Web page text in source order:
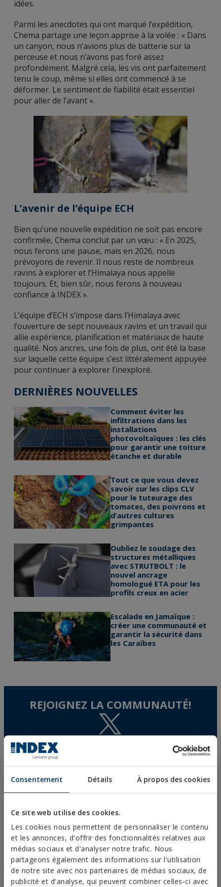
Consentement Détails À propos des cookies
Ce site web utilise des cookies.
Les cookies nous permettent de personnaliser le contenu
et les annonces, d'offrir des fonctionnalités relatives aux
médias sociaux et d'analyser notre trafic. Nous
partageons également des informations sur l'utilisation
de notre site avec nos partenaires de médias sociaux, de
publicité et d'analyse, qui peuvent combiner celles-ci avec
idées.
Parmi les anecdotes qui ont marqué l’expédition,
Chema partage une leçon apprise à la volée : « Dans
un canyon, nous n’avions plus de batterie sur la
perceuse et nous n’avons pas foré assez
profondément. Malgré cela, les vis ont parfaitement
tenu le coup, même si elles ont commencé à se
déformer. Le sentiment de fiabilité était essentiel
pour aller de l’avant ».
L’avenir de l’équipe ECH
Bien qu’une nouvelle expédition ne soit pas encore
confirmée, Chema conclut par un vœu : « En 2025,
nous ferons une pause, mais en 2026, nous
prévoyons de revenir. Il nous reste de nombreux
ravins à explorer et l’Himalaya nous appelle
toujours. Et, bien sûr, nous ferons à nouveau
confiance à INDEX ».
L’équipe d’ECH s’impose dans l’Himalaya avec
l’ouverture de sept nouveaux ravins et un travail qui
allie expérience, planification et matériaux de haute
qualité. Nos ancres, une fois de plus, ont été la base
sur laquelle cette équipe s’est littéralement appuyée
pour continuer à explorer l’inexploré.
DERNIÈRES NOUVELLES
Comment éviter les
infiltrations dans les
installations
photovoltaïques : les clés
pour garantir une toiture
étanche et durable
Tout ce que vous devez
savoir sur les clips CLV
pour le tuteurage des
tomates, des poivrons et
d’autres cultures
grimpantes
Oubliez le soudage des
structures métalliques
avec STRUTBOLT : le
nouvel ancrage
homologué ETA pour les
profils creux en acier
Escalade en Jamaïque :
créer une communauté et
garantir la sécurité dans
les Caraïbes
REJOIGNEZ LA COMMUNAUTÉ!
Técnicas Expansivas S.L.
P. I. La Portalada II, C/ Segador, 13
26006 · Logroño (La Rioja) · SPAIN
info@indexfix.com
(+34) 941 272 131
FIXATIONS MÉTALLIQUES
FIXATIONS AGRICOLES
CHEVILLE EN NYLON TN4S
CLOUEUSE À GAZ
ANCRAGES POUR BÉTON
FIXATIONS POUR PANNEAUX
SOLAIRES